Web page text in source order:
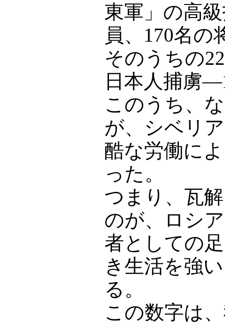
東軍」の高
員、170名の
そのうちの
日本人捕虜
このうち、
が、シベリ
酷な労働に
った。
つまり、瓦
のが、ロシ
者としての
き生活を強
る。
この数字は